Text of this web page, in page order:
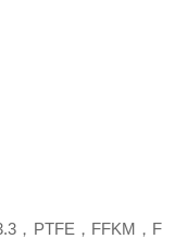
，PTFE，FFKM，F